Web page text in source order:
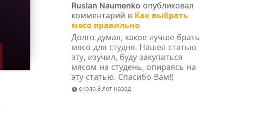
Ruslan Naumenko опубликовал
комментарий в Как выбрать
мясо правильно
Долго думал, какое лучше брать
мясо для студня. Нашел статью
эту, изучил, буду закупаться
мясом на студень, опираясь на
эту статью. Спасибо Вам!)
около 8 лет назад